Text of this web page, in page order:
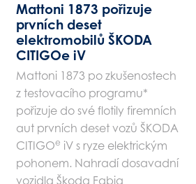
Mattoni 1873 pořizuje
prvních deset
elektromobilů ŠKODA
CITIGOe iV
Mattoni 1873 po zkušenostech
z testovacího programu*
pořizuje do své flotily firemních
aut prvních deset vozů ŠKODA
CITIGOe iV s ryze elektrickým
pohonem. Nahradí dosavadní
vozidla Škoda Fabia